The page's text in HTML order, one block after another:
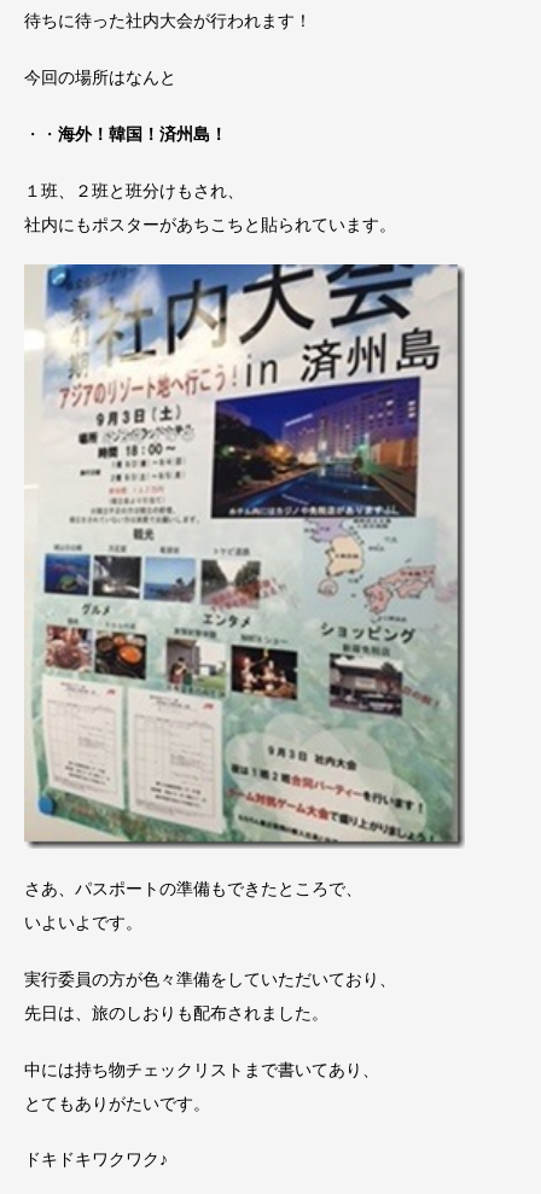
待ちに待った社内大会が行われます！
今回の場所はなんと
・・ 海外！韓国！済州島！
１班、２班と班分けもされ、
社内にもポスターがあちこちと貼られています。
さあ、パスポートの準備もできたところで、
いよいよです。
実行委員の方が色々準備をしていただいており、
先日は、旅のしおりも配布されました。
中には持ち物チェックリストまで書いてあり、
とてもありがたいです。
ドキドキワクワク♪